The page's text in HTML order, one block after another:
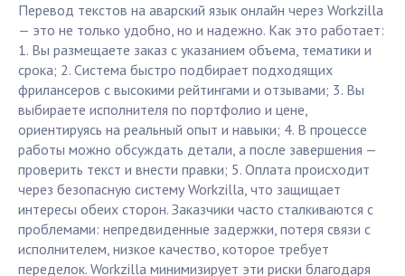
Перевод текстов на аварский язык онлайн через Workzilla
— это не только удобно, но и надежно. Как это работает:
1. Вы размещаете заказ с указанием объема, тематики и
срока; 2. Система быстро подбирает подходящих
фрилансеров с высокими рейтингами и отзывами; 3. Вы
выбираете исполнителя по портфолио и цене,
ориентируясь на реальный опыт и навыки; 4. В процессе
работы можно обсуждать детали, а после завершения —
проверить текст и внести правки; 5. Оплата происходит
через безопасную систему Workzilla, что защищает
интересы обеих сторон. Заказчики часто сталкиваются с
проблемами: непредвиденные задержки, потеря связи с
исполнителем, низкое качество, которое требует
переделок. Workzilla минимизирует эти риски благодаря